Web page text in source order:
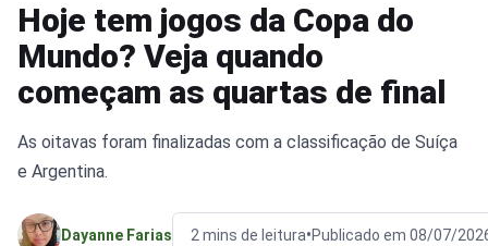
Hoje tem jogos da Copa do
Mundo? Veja quando
começam as quartas de final
As oitavas foram finalizadas com a classificação de Suíça
e Argentina.
Dayanne Farias 2 mins de leitura•Publicado em 08/07/